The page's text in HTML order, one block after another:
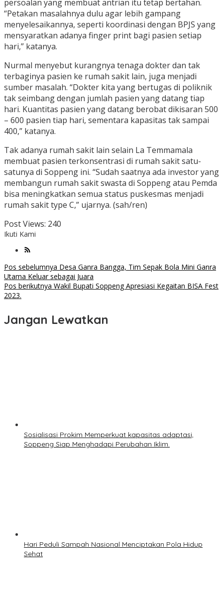
persoalan yang membuat antrian itu tetap bertahan.
“Petakan masalahnya dulu agar lebih gampang
menyelesaikannya, seperti koordinasi dengan BPJS yang
mensyaratkan adanya finger print bagi pasien setiap
hari,” katanya.
Nurmal menyebut kurangnya tenaga dokter dan tak
terbaginya pasien ke rumah sakit lain, juga menjadi
sumber masalah. “Dokter kita yang bertugas di poliknik
tak seimbang dengan jumlah pasien yang datang tiap
hari. Kuantitas pasien yang datang berobat dikisaran 500
– 600 pasien tiap hari, sementara kapasitas tak sampai
400,” katanya.
Tak adanya rumah sakit lain selain La Temmamala
membuat pasien terkonsentrasi di rumah sakit satu-
satunya di Soppeng ini. “Sudah saatnya ada investor yang
membangun rumah sakit swasta di Soppeng atau Pemda
bisa meningkatkan semua status puskesmas menjadi
rumah sakit type C,” ujarnya. (sah/ren)
Post Views: 240
Ikuti Kami
Navigasi
pos
Pos sebelumnya Desa Ganra Bangga, Tim Sepak Bola Mini Ganra
Utama Keluar sebagai Juara
Pos berikutnya Wakil Bupati Soppeng Apresiasi Kegaitan BISA Fest
2023.
Jangan Lewatkan
Sosialisasi Prokim Memperkuat kapasitas adaptasi,
Soppeng Siap Menghadapi Perubahan Iklim.
Hari Peduli Sampah Nasional Menciptakan Pola Hidup
Sehat